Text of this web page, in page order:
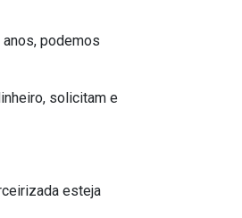
podemos
solicitam e
esteja